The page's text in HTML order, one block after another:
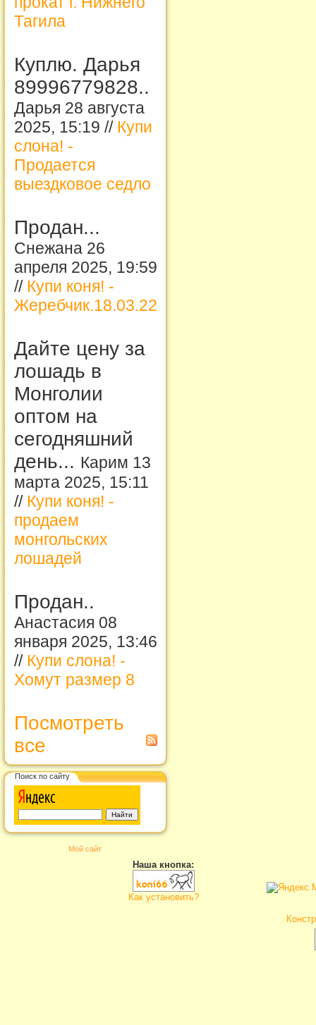
Тагила
Куплю. Дарья
89996779828..
Дарья 28 августа
2025, 15:19 // Купи
слона! -
Продается
выездковое седло
Продан...
Снежана 26
апреля 2025, 19:59
// Купи коня! -
Жеребчик.18.03.22
Дайте цену за
лошадь в
Монголии
оптом на
сегодняшний
день... Карим 13
марта 2025, 15:11
// Купи коня! -
продаем
монгольских
лошадей
Продан..
Анастасия 08
января 2025, 13:46
// Купи слона! -
Хомут размер 8
Посмотреть
все
Поиск по сайту
Мой сайт
Наша кнопка:
Как установить?